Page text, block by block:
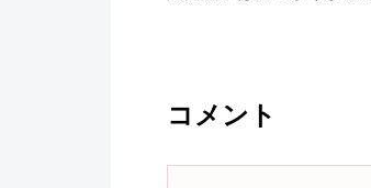
コメント